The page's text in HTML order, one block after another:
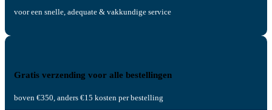
voor een snelle, adequate & vakkundige service
Gratis verzending voor alle bestellingen
boven €350, anders €15 kosten per bestelling